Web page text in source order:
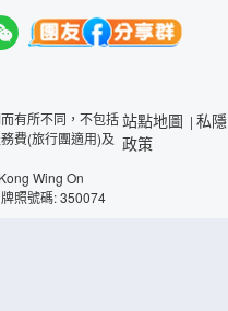
有所不同，不包括
費(旅行團適用)及
Wing On
照號碼: 350074
站點地圖 | 私隱
政策